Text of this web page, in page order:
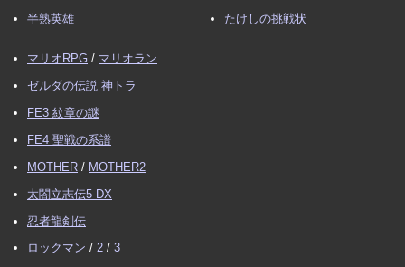
半熟英雄
たけしの挑戦状
マリオRPG / マリオラン
ゼルダの伝説 神トラ
FE3 紋章の謎
FE4 聖戦の系譜
MOTHER / MOTHER2
太閤立志伝5 DX
忍者龍剣伝
ロックマン / 2 / 3